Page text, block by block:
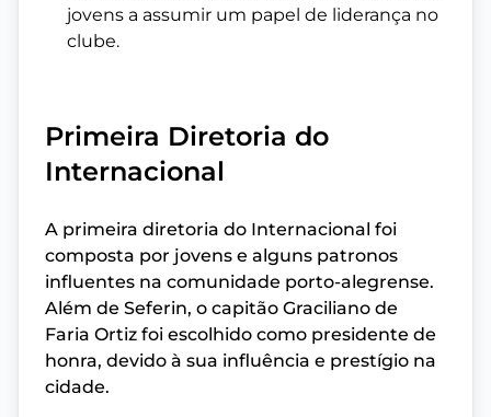
jovens a assumir um papel de liderança no
clube.
Primeira Diretoria do
Internacional
A primeira diretoria do Internacional foi
composta por jovens e alguns patronos
influentes na comunidade porto-alegrense.
Além de Seferin, o capitão Graciliano de
Faria Ortiz foi escolhido como presidente de
honra, devido à sua influência e prestígio na
cidade.